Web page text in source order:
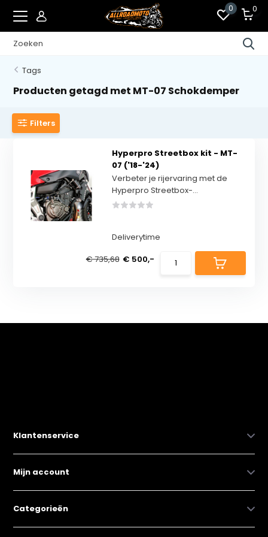
0 0
Tags
Producten getagd met MT-07 Schokdemper
Filters
Hyperpro Streetbox kit - MT-
07 ('18-'24)
Verbeter je rijervaring met de
Hyperpro Streetbox-...
Deliverytime
€ 735,68 € 500,-
Klantenservice
Mijn account
Categorieën